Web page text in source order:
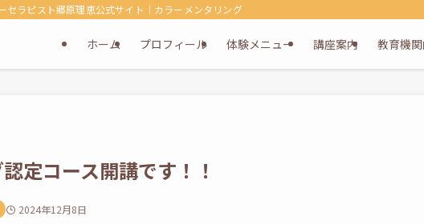
ラピスト郷原理恵公式サイト｜カラーメンタリング・キュービックマム・キュービック
ホーム プロフィール 体験メニュー 講座案内 教育機
定コース開講です！！
2024年12月8日